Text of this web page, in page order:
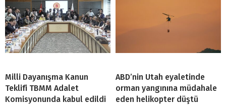
Milli Dayanışma Kanun
Teklifi TBMM Adalet
Komisyonunda kabul edildi
ABD’nin Utah eyaletinde
orman yangınına müdahale
eden helikopter düştü